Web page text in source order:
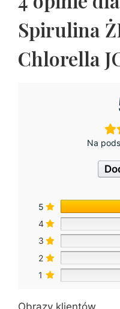
Spirulina
Chlorella
Na
5
4
3
2
1
Obrazy klientów